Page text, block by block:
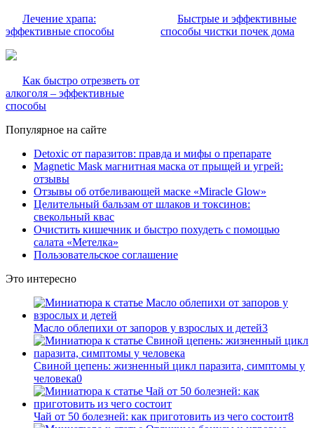
Лечение храпа:
эффективные способы
Быстрые и эффективные
способы чистки почек дома
Как быстро отрезветь от
алкоголя – эффективные
способы
Популярное на сайте
Detoxic от паразитов: правда и мифы о препарате
Magnetic Mask магнитная маска от прыщей и угрей:
отзывы
Отзывы об отбеливающей маске «Miracle Glow»
Целительный бальзам от шлаков и токсинов:
свекольный квас
Очистить кишечник и быстро похудеть с помощью
салата «Метелка»
Пользовательское соглашение
Это интересно
Масло облепихи от запоров у взрослых и детей3
Свиной цепень: жизненный цикл паразита, симптомы у
человека0
Чай от 50 болезней: как приготовить из чего состоит8